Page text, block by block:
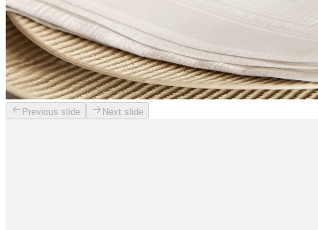
Previous slide Next slide